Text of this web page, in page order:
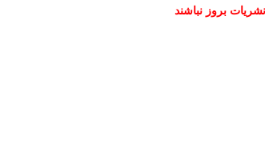
بروز نباشند